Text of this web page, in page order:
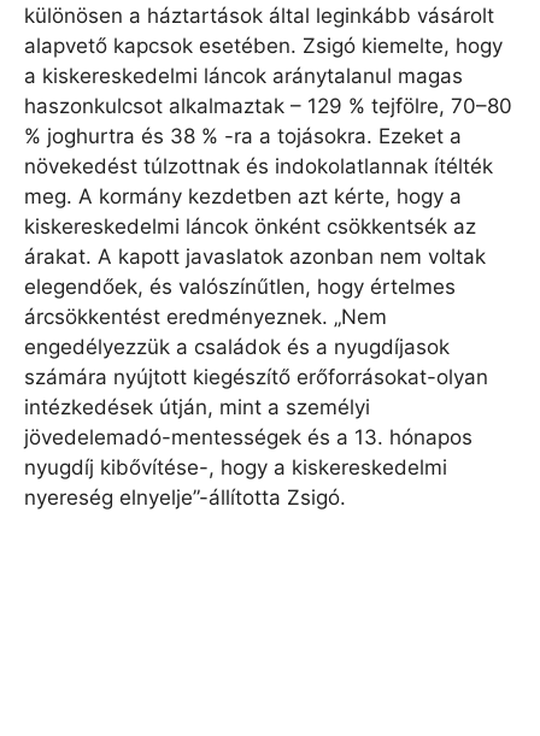
különösen a háztartások által leginkább vásárolt
alapvető kapcsok esetében. Zsigó kiemelte, hogy
a kiskereskedelmi láncok aránytalanul magas
haszonkulcsot alkalmaztak – 129 % tejfölre, 70–80
% joghurtra és 38 % -ra a tojásokra. Ezeket a
növekedést túlzottnak és indokolatlannak ítélték
meg. A kormány kezdetben azt kérte, hogy a
kiskereskedelmi láncok önként csökkentsék az
árakat. A kapott javaslatok azonban nem voltak
elegendőek, és valószínűtlen, hogy értelmes
árcsökkentést eredményeznek. „Nem
engedélyezzük a családok és a nyugdíjasok
számára nyújtott kiegészítő erőforrásokat-olyan
intézkedések útján, mint a személyi
jövedelemadó-mentességek és a 13. hónapos
nyugdíj kibővítése-, hogy a kiskereskedelmi
nyereség elnyelje”-állította Zsigó.